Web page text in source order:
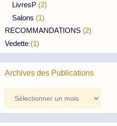
LivresP (2)
Salons (1)
RECOMMANDATIONS (2)
Vedette (1)
Archives des Publications
des
Publications